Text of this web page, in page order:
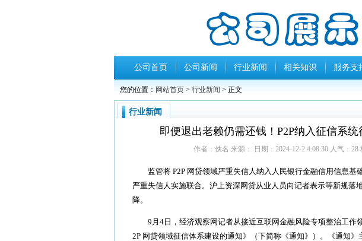
公司首页 公司新闻 行业新闻 相关知识 服务支
您的位置： 网站首页 > 行业新闻 > 正文
行业新闻
即便退出老赖仍需还钱！P2P纳入征信系
作者：佚名 来源： 日期：2024-12-2 4:08:30 人气： 28
监管将 P2P 网贷领域严重失信人纳入人民银行金融信用信息基
严重失信人实施联合。沪上资深网贷从业人员向记者表示等新规落
降。
9月4日，经济观察网记者从接近互联网金融风险专项整治工作
2P 网贷领域征信体系建设的通知》（下简称《通知》）。《通知》